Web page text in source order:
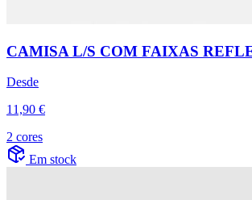
CAMISA L/S COM FAIXAS
Desde
11,90 €
2 cores
Em stock